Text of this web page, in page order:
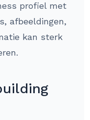
profiel met
afbeeldingen,
kan sterk